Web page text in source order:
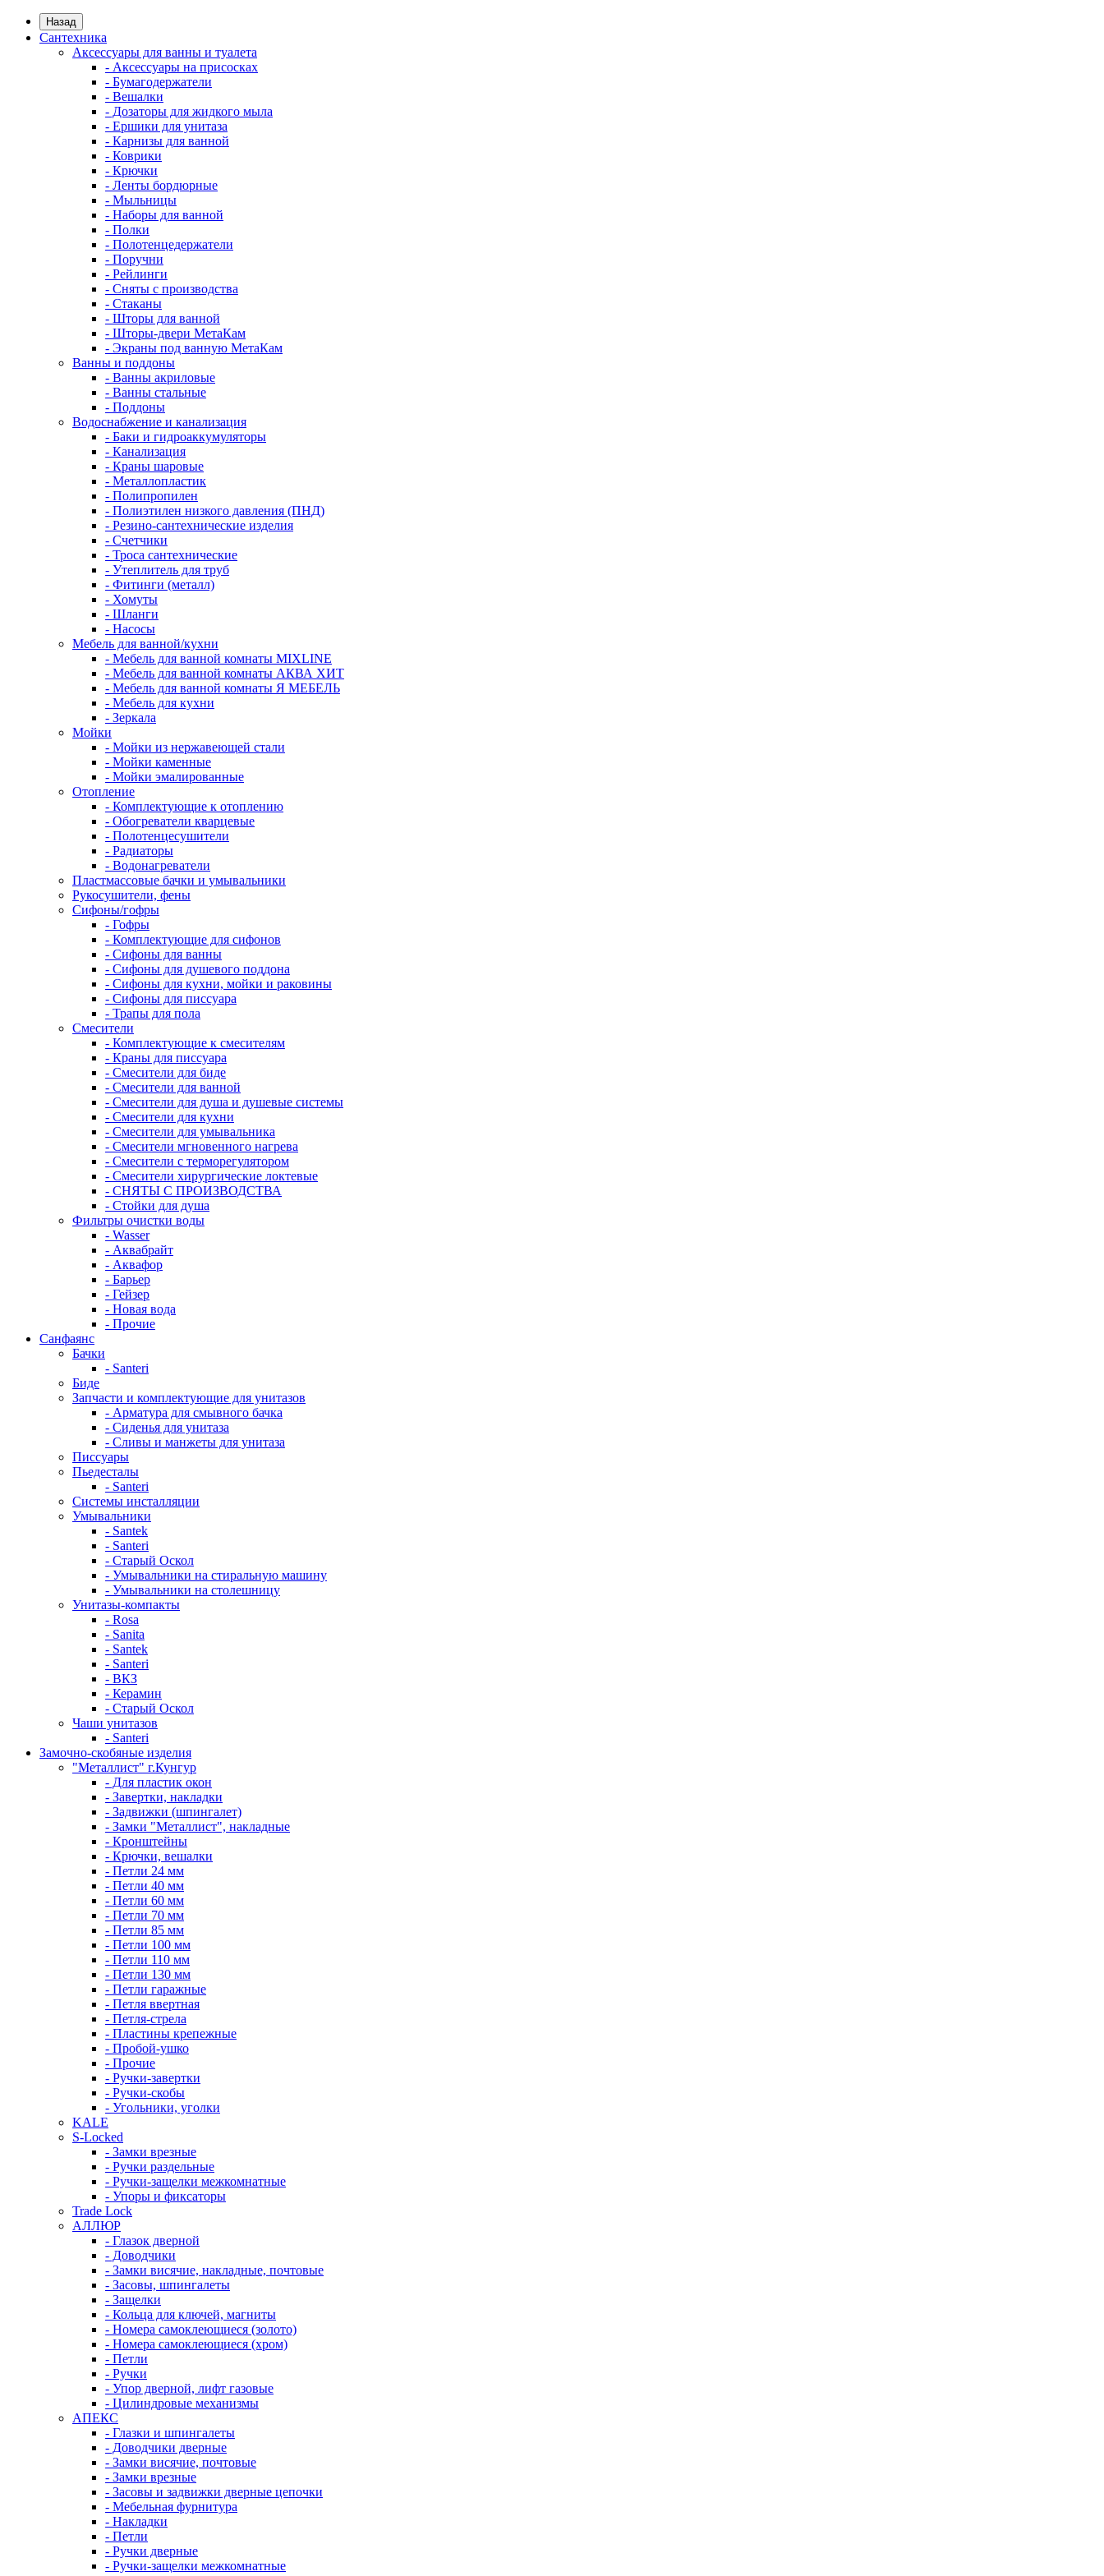
Назад
Сантехника
Аксессуары для ванны и туалета
- Аксессуары на присосках
- Бумагодержатели
- Вешалки
- Дозаторы для жидкого мыла
- Ершики для унитаза
- Карнизы для ванной
- Коврики
- Крючки
- Ленты бордюрные
- Мыльницы
- Наборы для ванной
- Полки
- Полотенцедержатели
- Поручни
- Рейлинги
- Сняты с производства
- Стаканы
- Шторы для ванной
- Шторы-двери МетаКам
- Экраны под ванную МетаКам
Ванны и поддоны
- Ванны акриловые
- Ванны стальные
- Поддоны
Водоснабжение и канализация
- Баки и гидроаккумуляторы
- Канализация
- Краны шаровые
- Металлопластик
- Полипропилен
- Полиэтилен низкого давления (ПНД)
- Резино-сантехнические изделия
- Счетчики
- Троса сантехнические
- Утеплитель для труб
- Фитинги (металл)
- Хомуты
- Шланги
- Насосы
Мебель для ванной/кухни
- Мебель для ванной комнаты MIXLINE
- Мебель для ванной комнаты АКВА ХИТ
- Мебель для ванной комнаты Я МЕБЕЛЬ
- Мебель для кухни
- Зеркала
Мойки
- Мойки из нержавеющей стали
- Мойки каменные
- Мойки эмалированные
Отопление
- Комплектующие к отоплению
- Обогреватели кварцевые
- Полотенцесушители
- Радиаторы
- Водонагреватели
Пластмассовые бачки и умывальники
Рукосушители, фены
Сифоны/гофры
- Гофры
- Комплектующие для сифонов
- Сифоны для ванны
- Сифоны для душевого поддона
- Сифоны для кухни, мойки и раковины
- Сифоны для писсуара
- Трапы для пола
Смесители
- Комплектующие к смесителям
- Краны для писсуара
- Смесители для биде
- Смесители для ванной
- Смесители для душа и душевые системы
- Смесители для кухни
- Смесители для умывальника
- Смесители мгновенного нагрева
- Смесители с терморегулятором
- Смесители хирургические локтевые
- СНЯТЫ С ПРОИЗВОДСТВА
- Стойки для душа
Фильтры очистки воды
- Wasser
- Аквабрайт
- Аквафор
- Барьер
- Гейзер
- Новая вода
- Прочие
Санфаянс
Бачки
- Santeri
Биде
Запчасти и комплектующие для унитазов
- Арматура для смывного бачка
- Сиденья для унитаза
- Сливы и манжеты для унитаза
Писсуары
Пьедесталы
- Santeri
Системы инсталляции
Умывальники
- Santek
- Santeri
- Старый Оскол
- Умывальники на стиральную машину
- Умывальники на столешницу
Унитазы-компакты
- Rosa
- Sanita
- Santek
- Santeri
- ВКЗ
- Керамин
- Старый Оскол
Чаши унитазов
- Santeri
Замочно-скобяные изделия
"Металлист" г.Кунгур
- Для пластик окон
- Завертки, накладки
- Задвижки (шпингалет)
- Замки "Металлист", накладные
- Кронштейны
- Крючки, вешалки
- Петли 24 мм
- Петли 40 мм
- Петли 60 мм
- Петли 70 мм
- Петли 85 мм
- Петли 100 мм
- Петли 110 мм
- Петли 130 мм
- Петли гаражные
- Петля ввертная
- Петля-стрела
- Пластины крепежные
- Пробой-ушко
- Прочие
- Ручки-завертки
- Ручки-скобы
- Угольники, уголки
KALE
S-Locked
- Замки врезные
- Ручки раздельные
- Ручки-защелки межкомнатные
- Упоры и фиксаторы
Trade Lock
АЛЛЮР
- Глазок дверной
- Доводчики
- Замки висячие, накладные, почтовые
- Засовы, шпингалеты
- Защелки
- Кольца для ключей, магниты
- Номера самоклеющиеся (золото)
- Номера самоклеющиеся (хром)
- Петли
- Ручки
- Упор дверной, лифт газовые
- Цилиндровые механизмы
АПЕКС
- Глазки и шпингалеты
- Доводчики дверные
- Замки висячие, почтовые
- Замки врезные
- Засовы и задвижки дверные цепочки
- Мебельная фурнитура
- Накладки
- Петли
- Ручки дверные
- Ручки-защелки межкомнатные